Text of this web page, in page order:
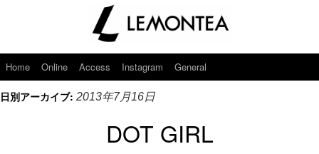
Home Online Access Instagram General
日別アーカイブ: 2013年7月16日
DOT GIRL